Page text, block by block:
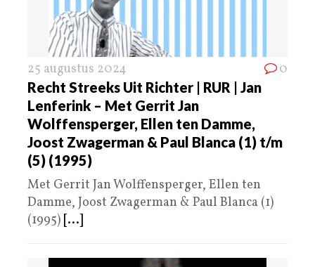
25 augustus 2024 0
Recht Streeks Uit Richter | RUR | Jan
Lenferink – Met Gerrit Jan
Wolffensperger, Ellen ten Damme,
Joost Zwagerman & Paul Blanca (1) t/m
(5) (1995)
Met Gerrit Jan Wolffensperger, Ellen ten
Damme, Joost Zwagerman & Paul Blanca (1)
(1995) [...]